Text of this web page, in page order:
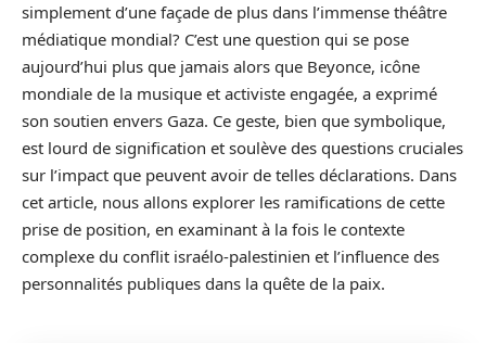
simplement d’une façade de plus dans l’immense théâtre
médiatique mondial? C’est une question qui se pose
aujourd’hui plus que jamais alors que Beyonce, icône
mondiale de la musique et activiste engagée, a exprimé
son soutien envers Gaza. Ce geste, bien que symbolique,
est lourd de signification et soulève des questions cruciales
sur l’impact que peuvent avoir de telles déclarations. Dans
cet article, nous allons explorer les ramifications de cette
prise de position, en examinant à la fois le contexte
complexe du conflit israélo-palestinien et l’influence des
personnalités publiques dans la quête de la paix.